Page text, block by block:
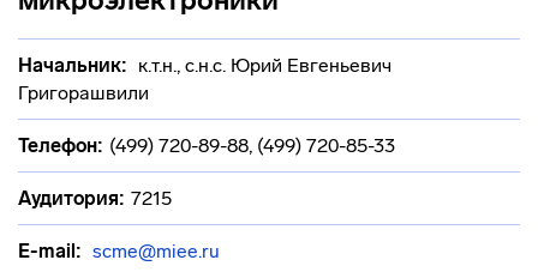
Начальник: к.т.н., с.н.с. Юрий Евгеньевич
Григорашвили
Телефон: (499) 720-89-88, (499) 720-85-33
Аудитория: 7215
E-mail: scme@miee.ru